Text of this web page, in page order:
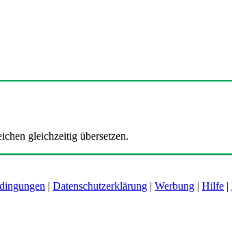
gleichzeitig übersetzen.
| Datenschutzerklärung | Werbung | Hilfe |